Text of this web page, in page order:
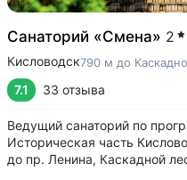
Санаторий «Смена» 2
Кисловодск790 м до
7.1 33 отзыва
Ведущий санаторий по
Историческая часть
до пр. Ленина, Каскадной